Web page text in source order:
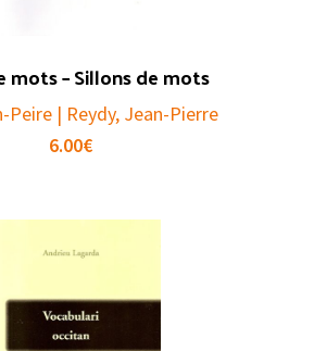
mots – Sillons de mots
Peire | Reydy, Jean-Pierre
6.00€